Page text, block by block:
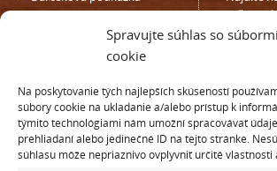
Spravujte súhlas so súbormi
cookie
Na poskytovanie tých najlepších skúseností
súbory cookie na ukladanie a/alebo prístup k
týmito technológiami nám umožní spracovávať
prehliadaní alebo jedinečné ID na tejto stránke.
súhlasu môže nepriaznivo ovplyvniť určité vlastnosti
Zákaznícka karta diskont
Oprávnenie na distribúciu
Nehnuteľnosti
vašom
alebo PSČ